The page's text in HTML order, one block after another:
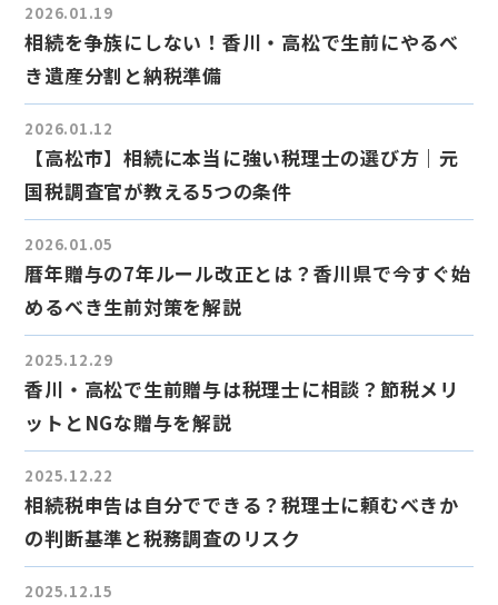
2026.01.19
相続を争族にしない！香川・高松で生前にやるべ
き遺産分割と納税準備
2026.01.12
【高松市】相続に本当に強い税理士の選び方｜元
国税調査官が教える5つの条件
2026.01.05
暦年贈与の7年ルール改正とは？香川県で今すぐ始
めるべき生前対策を解説
2025.12.29
香川・高松で生前贈与は税理士に相談？節税メリ
ットとNGな贈与を解説
2025.12.22
相続税申告は自分でできる？税理士に頼むべきか
の判断基準と税務調査のリスク
2025.12.15